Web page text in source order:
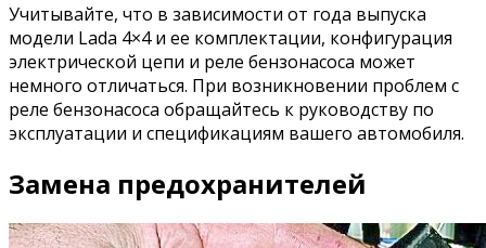
Учитывайте, что в зависимости от года выпуска
модели Lada 4×4 и ее комплектации, конфигурация
электрической цепи и реле бензонасоса может
немного отличаться. При возникновении проблем с
реле бензонасоса обращайтесь к руководству по
эксплуатации и спецификациям вашего автомобиля.
Замена предохранителей